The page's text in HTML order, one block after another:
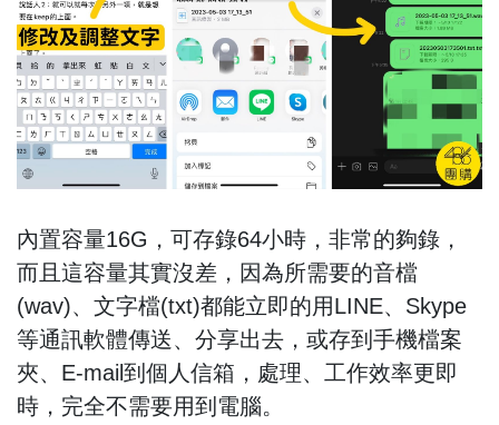
內置容量16G，可存錄64小時，非常的夠錄，
而且這容量其實沒差，因為所需要的音檔
(wav)、文字檔(txt)都能立即的用LINE、Skype
等通訊軟體傳送、分享出去，或存到手機檔案
夾、E-mail到個人信箱，處理、工作效率更即
時，完全不需要用到電腦。